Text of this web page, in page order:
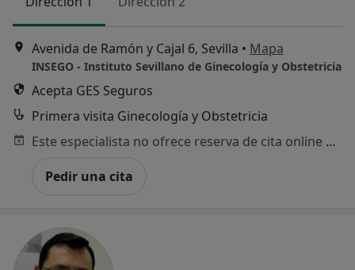
Avenida de Ramón y Cajal 6, Sevilla • Mapa
INSEGO - Instituto Sevillano de Ginecología y Obstetricia
Acepta GES Seguros
Primera visita Ginecología y Obstetricia
Este especialista no ofrece reserva de cita online en esta dirección.
Pedir una cita